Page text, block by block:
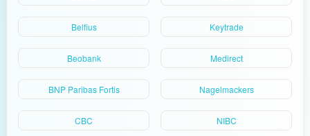
Belfius
Beobank
BNP Paribas Fortis
CBC
Keytrade
Medirect
Nagelmackers
NIBC